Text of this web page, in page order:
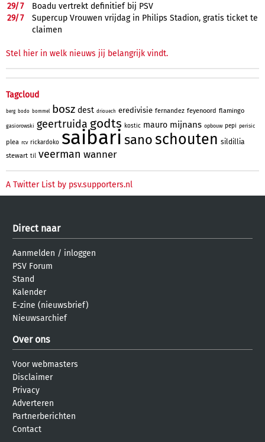
29/7
Boadu vertrekt definitief bij PSV
29/7
Supercup Vrouwen vrijdag in Philips Stadion, gratis ticket te
claimen
Stel hier in welk nieuws jij belangrijk vindt.
Tagcloud
berg bodo bommel bosz dest driouech eredivisie fernandez feyenoord flamingo
gasiorowski geertruida godts kostic mauro mijnans opbouw pepi perisic
plea rcv rickardoko saibari sanoschouten sildillia
stewart til veerman wanner
A Twitter List by psv.supporters.nl
Direct naar
Aanmelden / inloggen
PSV Forum
Stand
Kalender
E-zine (nieuwsbrief)
Nieuwsarchief
Over ons
Voor webmasters
Disclaimer
Privacy
Adverteren
Partnerberichten
Contact